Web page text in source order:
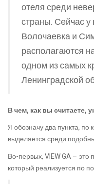
отеля среди
страны. Сейчас у
Волочаевка и
располагаются
одном из самых
Ленинградской
В чем, как вы считаете,
Я обозначу два пункта, по
выделяется среди
Во-первых, VIEW GA – это
который реализуется по